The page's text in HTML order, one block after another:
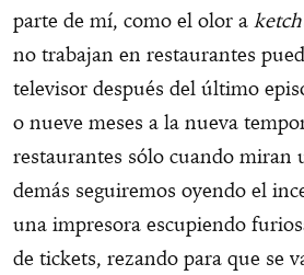
parte de mí, como el olor a
no trabajan en restaurantes
televisor después del último
o nueve meses a la nueva
restaurantes sólo cuando miran
demás seguiremos oyendo el
una impresora escupiendo
de tickets, rezando para que se